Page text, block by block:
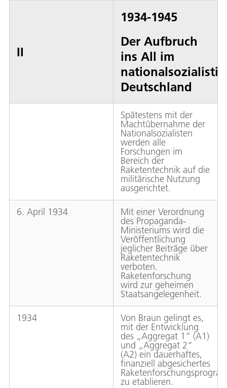
II
1934-1945
Der Aufbruch
ins All im
Deutschland
Spätestens mit der
Machtübernahme der
Nationalsozialisten
werden alle
Forschungen im
Bereich der
Raketentechnik auf die
militärische Nutzung
ausgerichtet.
6. April 1934 Mit einer Verordnung
des Propaganda-
Ministeriums wird die
Veröffentlichung
jeglicher Beiträge über
Raketentechnik
verboten.
Raketenforschung
wird zur geheimen
Staatsangelegenheit.
1934 Von Braun gelingt es,
mit der Entwicklung
des „Aggregat 1“ (A1)
und „Aggregat 2“
(A2) ein dauerhaftes,
finanziell abgesichertes
zu etablieren.